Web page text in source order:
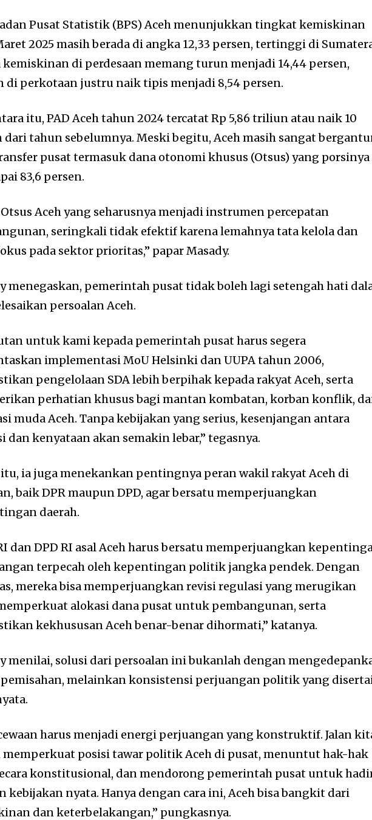
Pusat Statistik (BPS) Aceh menunjukkan tingkat kemiskinan
2025 masih berada di angka 12,33 persen, tertinggi di
di perdesaan memang turun menjadi 14,44 persen,
di perkotaan justru naik tipis menjadi 8,54 persen.
itu, PAD Aceh tahun 2024 tercatat Rp 5,86 triliun atau naik 10
dari tahun sebelumnya. Meski begitu, Aceh masih sangat
pusat termasuk dana otonomi khusus (Otsus) yang porsinya
83,6 persen.
Otsus Aceh yang seharusnya menjadi instrumen percepatan
seringkali tidak efektif karena lemahnya tata kelola dan
pada sektor prioritas,” papar Masady.
menegaskan, pemerintah pusat tidak boleh lagi setengah hati
persoalan Aceh.
untuk kami kepada pemerintah pusat harus segera
implementasi MoU Helsinki dan UUPA tahun 2006,
pengelolaan SDA lebih berpihak kepada rakyat Aceh, serta
perhatian khusus bagi mantan kombatan, korban konflik,
muda Aceh. Tanpa kebijakan yang serius, kesenjangan antara
dan kenyataan akan semakin lebar,” tegasnya.
ia juga menekankan pentingnya peran wakil rakyat Aceh di
baik DPR maupun DPD, agar bersatu memperjuangkan
daerah.
dan DPD RI asal Aceh harus bersatu memperjuangkan
terpecah oleh kepentingan politik jangka pendek. Dengan
mereka bisa memperjuangkan revisi regulasi yang merugikan
alokasi dana pusat untuk pembangunan, serta
kekhususan Aceh benar-benar dihormati,” katanya.
menilai, solusi dari persoalan ini bukanlah dengan
melainkan konsistensi perjuangan politik yang
harus menjadi energi perjuangan yang konstruktif. Jalan
memperkuat posisi tawar politik Aceh di pusat, menuntut hak-hak
konstitusional, dan mendorong pemerintah pusat untuk
kebijakan nyata. Hanya dengan cara ini, Aceh bisa bangkit dari
dan keterbelakangan,” pungkasnya.